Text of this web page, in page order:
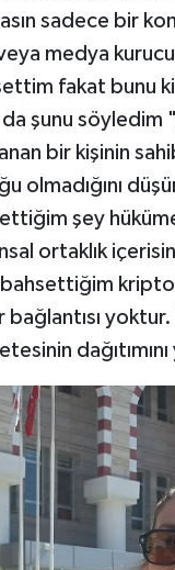
sadece bir
medya
fakat bunu
şunu söyledim
bir kişinin
olmadığını
şey
ortaklık
bağlantısı
dağıtımını